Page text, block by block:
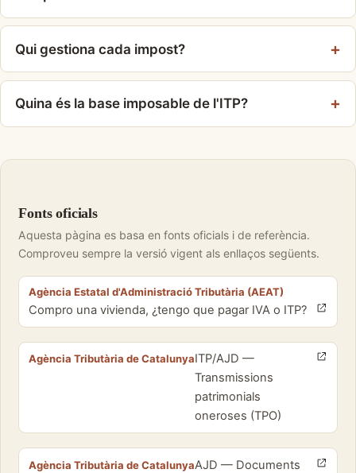
Qui gestiona cada impost?
Quina és la base imposable de l'ITP?
Fonts oficials
Aquesta pàgina es basa en fonts oficials i de referència.
Comproveu sempre la versió vigent als enllaços següents.
Agència Estatal d'Administració Tributària (AEAT)
Compro una vivienda, ¿tengo que pagar IVA o ITP?
Agència Tributària de CatalunyaITP/AJD —
Transmissions
patrimonials
oneroses (TPO)
Agència Tributària de CatalunyaAJD — Documents